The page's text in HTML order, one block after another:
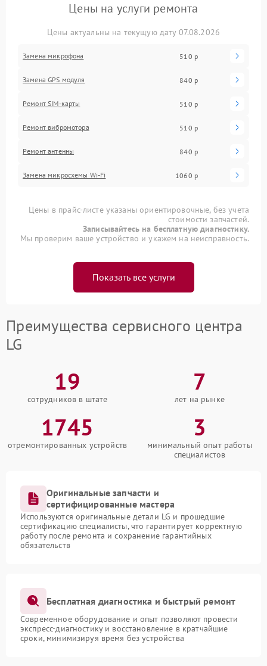
Цены на услуги ремонта
Цены актуальны на текущую дату 07.08.2026
Замена микрофона 510 р
Замена GPS модуля 840 р
Ремонт SIM-карты 510 р
Ремонт вибромотора 510 р
Ремонт антенны 840 р
Замена микросхемы Wi-Fi 1060 р
Цены в прайс-листе указаны ориентировочные, без учета
стоимости запчастей.
Записывайтесь на бесплатную диагностику.
Мы проверим ваше устройство и укажем на неисправность.
Показать все услуги
Преимущества сервисного центра
LG
19
сотрудников в штате
7
лет на рынке
1745
отремонтированных устройств
3
минимальный опыт работы
специалистов
Оригинальные запчасти и
сертифицированные мастера
Используются оригинальные детали LG и прошедшие
сертификацию специалисты, что гарантирует корректную
работу после ремонта и сохранение гарантийных
обязательств
Бесплатная диагностика и быстрый ремонт
Современное оборудование и опыт позволяют провести
экспресс-диагностику и восстановление в кратчайшие
сроки, минимизируя время без устройства